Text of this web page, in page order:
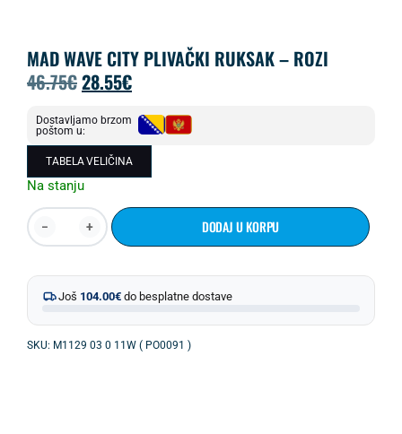
MAD WAVE CITY PLIVAČKI RUKSAK – ROZI
46.75€28.55€
Dostavljamo brzom
poštom u:
TABELA VELIČINA
Na stanju
DODAJ U KORPU
Još 104.00€ do besplatne dostave
SKU: M1129 03 0 11W ( PO0091 )